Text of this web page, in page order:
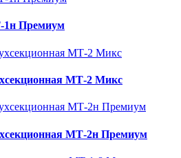
1н Премиум
МТ-2 Микс
МТ-2н Премиум